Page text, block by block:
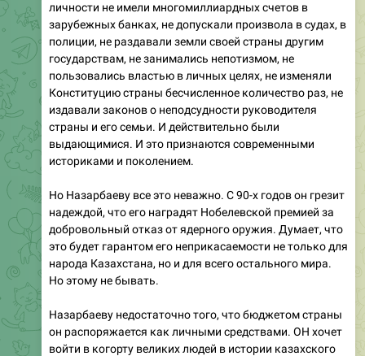
личности не имели многомиллиардных счетов в
зарубежных банках, не допускали произвола в судах, в
полиции, не раздавали земли своей страны другим
государствам, не занимались непотизмом, не
пользовались властью в личных целях, не изменяли
Конституцию страны бесчисленное количество раз, не
издавали законов о неподсудности руководителя
страны и его семьи. И действительно были
выдающимися. И это признаются современными
историками и поколением.
Но Назарбаеву все это неважно. С 90-х годов он грезит
надеждой, что его наградят Нобелевской премией за
добровольный отказ от ядерного оружия. Думает, что
это будет гарантом его неприкасаемости не только для
народа Казахстана, но и для всего остального мира.
Но этому не бывать.
Назарбаеву недостаточно того, что бюджетом страны
он распоряжается как личными средствами. ОН хочет
войти в когорту великих людей в истории казахского